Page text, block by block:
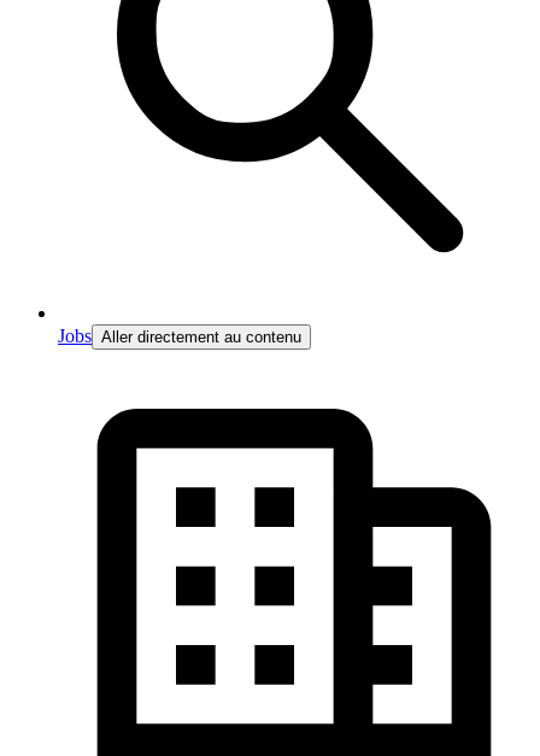
Jobs Aller directement au contenu